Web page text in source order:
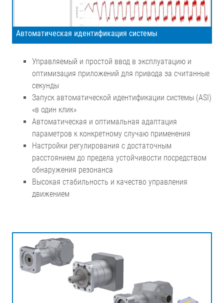
Автоматическая идентификация системы
Управляемый и простой ввод в эксплуатацию и
оптимизация приложений для привода за считанные
секунды
Запуск автоматической идентификации системы (ASI)
«в один клик»
Автоматическая и оптимальная адаптация
параметров к конкретному случаю применения
Настройки регулирования с достаточным
расстоянием до предела устойчивости посредством
обнаружения резонанса
Высокая стабильность и качество управления
движением